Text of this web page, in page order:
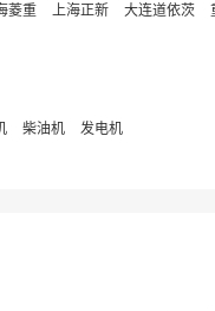
菱重 上海正新 大连道依茨
柴油机 发电机